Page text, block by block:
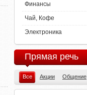
Финансы
Чай, Кофе
Электроника
Прямая речь
Все Акции Общение